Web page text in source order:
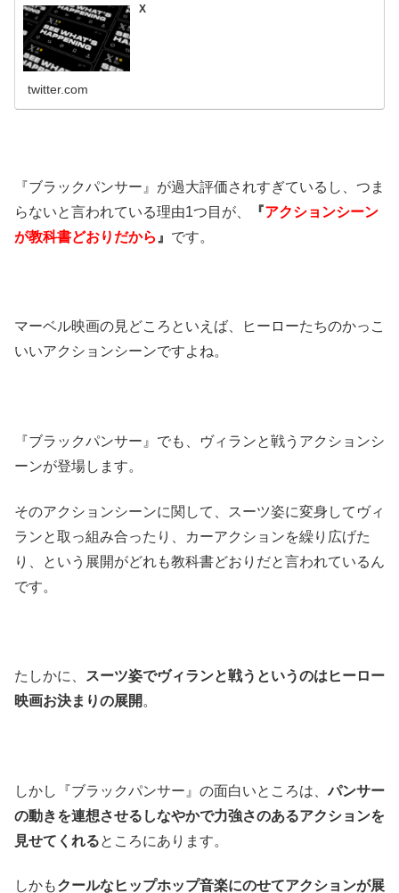
X
twitter.com
『ブラックパンサー』が過大評価されすぎているし、つま
らないと言われている理由1つ目が、
『アクションシーン
が教科書どおりだから 』 です。
マーベル映画の見どころといえば、ヒーローたちのかっこ
いいアクションシーンですよね。
『ブラックパンサー』でも、ヴィランと戦うアクションシ
ーンが登場します。
そのアクションシーンに関して、スーツ姿に変身してヴィ
ランと取っ組み合ったり、カーアクションを繰り広げた
り、という展開がどれも教科書どおりだと言われているん
です。
たしかに、
スーツ姿でヴィランと戦うというのはヒーロー
映画お決まりの展開 。
しかし『ブラックパンサー』の面白いところは、パンサー
の動きを連想させるしなやかで力強さのあるアクションを
見せてくれるところにあります。
しかもクールなヒップホップ音楽にのせてアクションが展